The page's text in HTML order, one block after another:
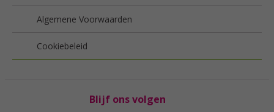
Algemene Voorwaarden
Cookiebeleid
Blijf ons volgen